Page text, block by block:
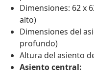
Dimensiones: 62 x
alto)
Dimensiones del
profundo)
Altura del asiento
Asiento central: